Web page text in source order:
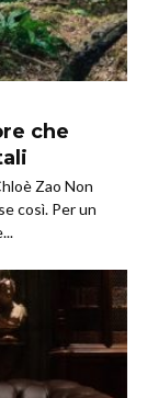
che
Zao Non
così. Per un